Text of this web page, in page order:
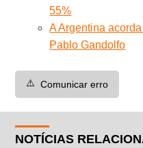
55%
A Argentina
Pablo Gandolfo
⚠️ Comunicar erro
NOTÍCIAS